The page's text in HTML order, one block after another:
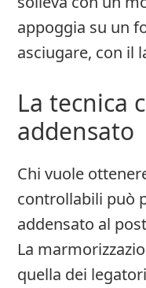
appoggia su un
asciugare, con il
La tecnica
addensato
Chi vuole
controllabili può
addensato al
La
quella dei